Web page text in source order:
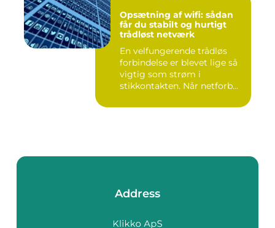
Opsætning af wifi: sådan
får du stabilt og hurtigt
trådløst netværk
En velfungerende trådløs
forbindelse er blevet lige så
vigtig som strøm i
stikkontakten. Når netforb...
Address